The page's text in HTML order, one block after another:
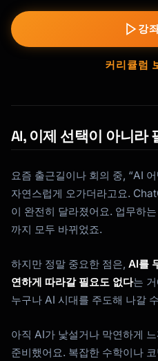
강
커리큘럼
AI, 이제 선택이 아니라
요즘 출근길이나 회의 중, “AI
자연스럽게 오가더라고요.
이 완전히 달라졌어요. 업무하
까지 모두 바뀌었죠.
하지만 정말 중요한 점은, AI를
연하게 따라갈 필요도 없다는
누구나 AI 시대를 주도해 나갈
아직 AI가 낯설거나 막연하게
준비했어요. 복잡한 수학이나